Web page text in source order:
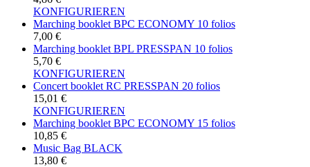
KONFIGURIEREN
Marching booklet BPC ECONOMY 10 folios
7,00 €
Marching booklet BPL PRESSPAN 10 folios
5,70 €
KONFIGURIEREN
Concert booklet RC PRESSPAN 20 folios
15,01 €
KONFIGURIEREN
Marching booklet BPC ECONOMY 15 folios
10,85 €
Music Bag BLACK
13,80 €